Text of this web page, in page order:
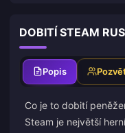
DOBITÍ STEAM
Popis
Co je to dobití
Steam je největší